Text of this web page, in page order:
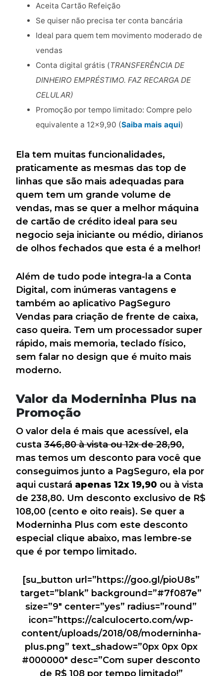
Aceita Cartão Refeição
Se quiser não precisa ter conta bancária
Ideal para quem tem movimento moderado de
vendas
Conta digital grátis (TRANSFERÊNCIA DE
DINHEIRO EMPRÉSTIMO. FAZ RECARGA DE
CELULAR)
Promoção por tempo limitado: Compre pelo
equivalente a 12×9,90 (Saiba mais aqui)
Ela tem muitas funcionalidades,
praticamente as mesmas das top de
linhas que são mais adequadas para
quem tem um grande volume de
vendas, mas se quer a melhor máquina
de cartão de crédito ideal para seu
negocio seja iniciante ou médio, dirianos
de olhos fechados que esta é a melhor!
Além de tudo pode integra-la a Conta
Digital, com inúmeras vantagens e
também ao aplicativo PagSeguro
Vendas para criação de frente de caixa,
caso queira. Tem um processador super
rápido, mais memoria, teclado físico,
sem falar no design que é muito mais
moderno.
Valor da Moderninha Plus na
Promoção
O valor dela é mais que acessível, ela
custa 346,80 à vista ou 12x de 28,90,
mas temos um desconto para você que
conseguimos junto a PagSeguro, ela por
aqui custará apenas 12x 19,90 ou à vista
de 238,80. Um desconto exclusivo de R$
108,00 (cento e oito reais). Se quer a
Moderninha Plus com este desconto
especial clique abaixo, mas lembre-se
que é por tempo limitado.
[su_button url=”https://goo.gl/pioU8s”
target=”blank” background=”#7f087e”
size=”9″ center=”yes” radius=”round”
icon=”https://calculocerto.com/wp-
content/uploads/2018/08/moderninha-
plus.png” text_shadow=”0px 0px 0px
#000000″ desc=”Com super desconto
de R$ 108 por tempo limitado!”